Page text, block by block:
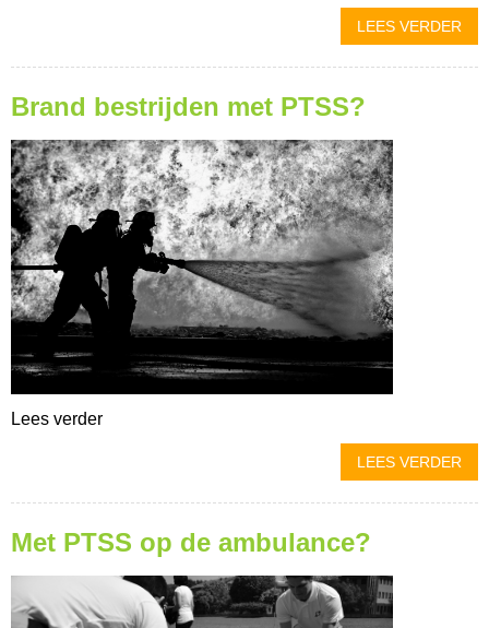
LEES VERDER
Brand bestrijden met PTSS?
Lees verder
LEES VERDER
Met PTSS op de ambulance?